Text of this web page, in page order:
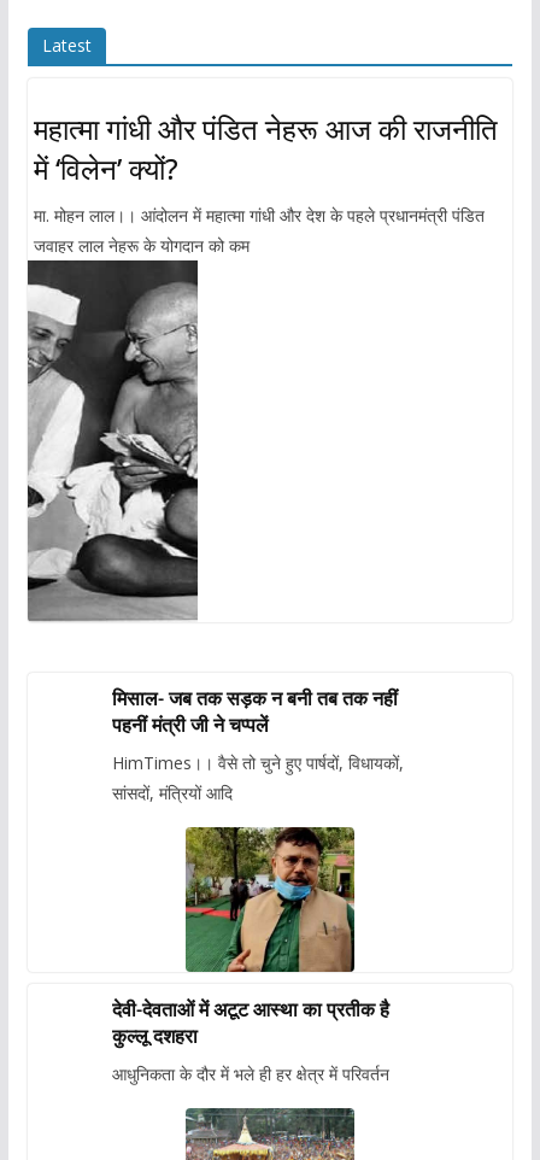
Latest
महात्मा गांधी और पंडित नेहरू आज की राजनीति
में ‘विलेन’ क्यों?
मा. मोहन लाल।। आंदोलन में महात्मा गांधी और देश के पहले प्रधानमंत्री पंडित
जवाहर लाल नेहरू के योगदान को कम
मिसाल- जब तक सड़क न बनी तब तक नहीं
पहनीं मंत्री जी ने चप्पलें
HimTimes।। वैसे तो चुने हुए पार्षदों, विधायकों,
सांसदों, मंत्रियों आदि
देवी-देवताओं में अटूट आस्था का प्रतीक है
कुल्लू दशहरा
आधुनिकता के दौर में भले ही हर क्षेत्र में परिवर्तन